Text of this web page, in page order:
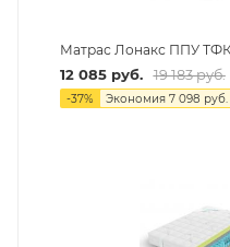
Матрас Лонакс ППУ ТФК
12 085руб. 19 183руб.
-37% Экономия 7 098 руб.